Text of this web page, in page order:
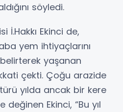
söyledi.
İ.Hakkı Ekinci de,
yem ihtiyaçlarını
belirterek yaşanan
çekti. Çoğu arazide
yılda ancak bir kere
Ekinci, “Bu yıl